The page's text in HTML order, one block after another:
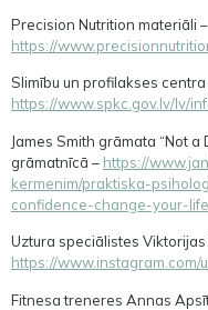
Precision Nutrition materiāli –
https://
Slimību un profilakses
https://www.spkc.gov.lv/lv/
James Smith grāmata “Not
grāmatnīcā – https://
kermenim/praktiska-
confidence-change-your-
Uztura speciālistes
https://www.instagram.com/
Fitnesa treneres Annas